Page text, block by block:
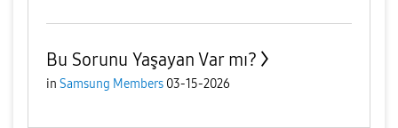
Bu Sorunu Yaşayan Var mı?
in Samsung Members 03-15-2026